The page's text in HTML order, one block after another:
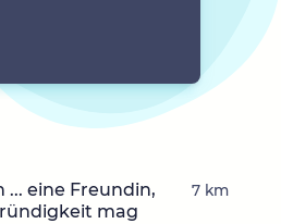
... eine Freundin,
mag
7 km